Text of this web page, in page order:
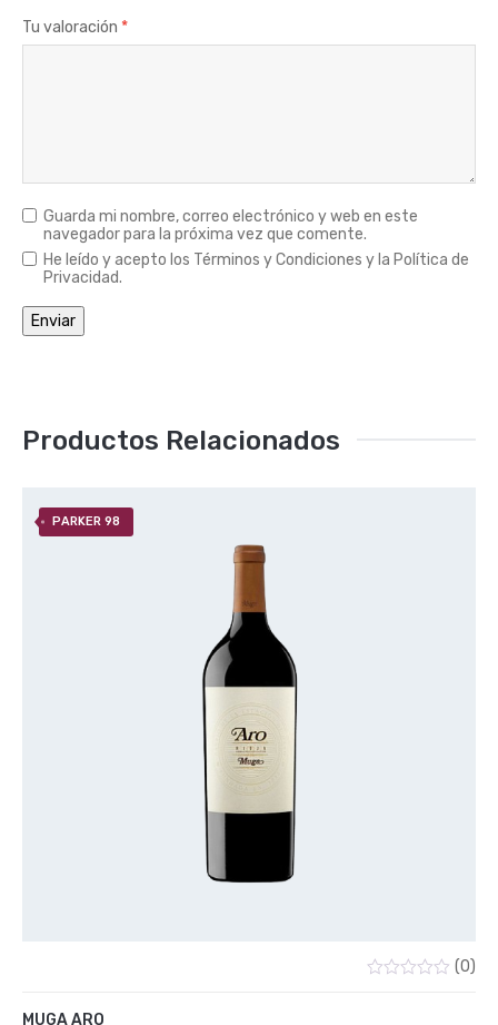
Tu valoración *
Guarda mi nombre, correo electrónico y web en este
navegador para la próxima vez que comente.
He leído y acepto los Términos y Condiciones y la Política de
Privacidad.
Productos Relacionados
PARKER 98
(0)
MUGA ARO